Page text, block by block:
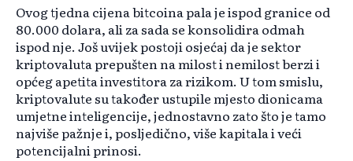
Ovog tjedna cijena bitcoina pala je ispod granice od
80.000 dolara, ali za sada se konsolidira odmah
ispod nje. Još uvijek postoji osjećaj da je sektor
kriptovaluta prepušten na milost i nemilost berzi i
općeg apetita investitora za rizikom. U tom smislu,
kriptovalute su također ustupile mjesto dionicama
umjetne inteligencije, jednostavno zato što je tamo
najviše pažnje i, posljedično, više kapitala i veći
potencijalni prinosi.